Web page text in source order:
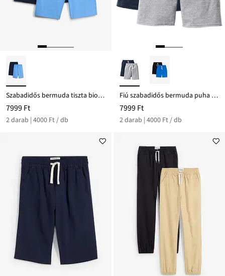
Szabadidős bermuda tiszta bio-pamutból és Loose Fit fazonban (2 db-os csomag)
7999 Ft
2 darab | 4000 Ft / db
Fiú szabadidős bermuda puha pamut-keverékből (2 db-os csomag)
7999 Ft
2 darab | 4000 Ft / db